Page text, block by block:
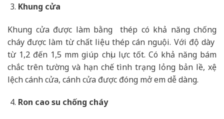
Khung cửa
Khung cửa được làm bằng thép có khả năng chống
cháy được làm từ chất liệu thép cán nguội. Với độ dày
từ 1,2 đến 1,5 mm giúp chịu lực tốt. Có khả năng bám
chắc trên tường và hạn chế tình trạng lỏng bản lề, xệ
lệch cánh cửa, cánh cửa được đóng mở em dễ dàng.
Ron cao su chống cháy